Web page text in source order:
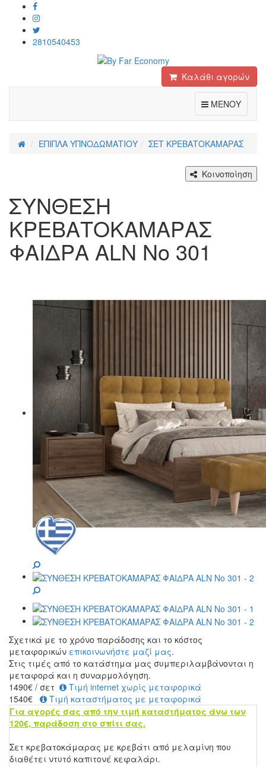
2810540453
Καλάθι αγορών
ΜΕΝΟΥ
ΕΠΙΠΛΑ ΥΠΝΟΔΩΜΑΤΙΟΥ ΣΕΤ ΚΡΕΒΑΤΟΚΑΜΑΡΑΣ
Κοινοποίηση
ΣΥΝΘΕΣΗ
ΚΡΕΒΑΤΟΚΑΜΑΡΑΣ
ΦΑΙΔΡΑ ALN Νο 301
Σχετικά με το χρόνο παράδοσης και το κόστος
μεταφορικών επικοινωνήστε μαζί μας.
Στις τιμές από το κατάστημα μας συμπεριλαμβάνονται η
μεταφορά και η συναρμολόγηση.
1490€ / σετ
Τιμή internet χωρίς μεταφορικά
1540€
Τιμή καταστήματος με μεταφορικά
Για αγορές σας από την τιμή καταστήματος άνω των
120€, παράδοση στο σπίτι σας.
Σετ κρεβατοκάμαρας με κρεβάτι από μελαμίνη που
διαθέτει ντυτό καπιτονέ κεφαλάρι.